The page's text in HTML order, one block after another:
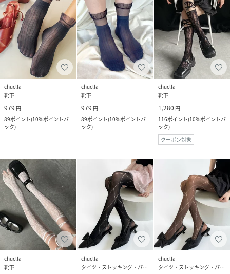
chuclla
靴下
979 円
89ポイント(10%ポイントバ
ック)
chuclla
靴下
979 円
89ポイント(10%ポイントバ
ック)
chuclla
靴下
1,280 円
116ポイント(10%ポイントバ
ック)
クーポン対象
chuclla
靴下
chuclla
タイツ・ストッキング・パンスト
chuclla
タイツ・ストッキング・パンスト